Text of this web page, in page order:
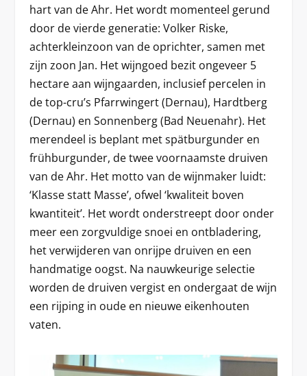
hart van de Ahr. Het wordt momenteel gerund
door de vierde generatie: Volker Riske,
achterkleinzoon van de oprichter, samen met
zijn zoon Jan. Het wijngoed bezit ongeveer 5
hectare aan wijngaarden, inclusief percelen in
de top-cru’s Pfarrwingert (Dernau), Hardtberg
(Dernau) en Sonnenberg (Bad Neuenahr). Het
merendeel is beplant met spätburgunder en
frühburgunder, de twee voornaamste druiven
van de Ahr. Het motto van de wijnmaker luidt:
‘Klasse statt Masse’, ofwel ‘kwaliteit boven
kwantiteit’. Het wordt onderstreept door onder
meer een zorgvuldige snoei en ontbladering,
het verwijderen van onrijpe druiven en een
handmatige oogst. Na nauwkeurige selectie
worden de druiven vergist en ondergaat de wijn
een rijping in oude en nieuwe eikenhouten
vaten.